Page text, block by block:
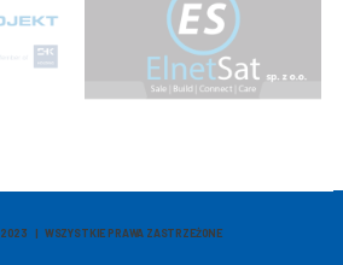
2023 | WSZYSTKIE PRAWA ZASTRZEŻONE